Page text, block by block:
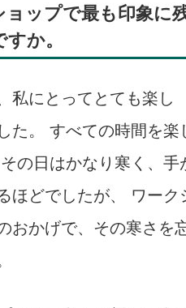
ョップで最も印象に
か。
私にとってとても楽し
た。 すべての時間を楽
の日はかなり寒く、手
ほどでしたが、 ワーク
おかげで、その寒さを